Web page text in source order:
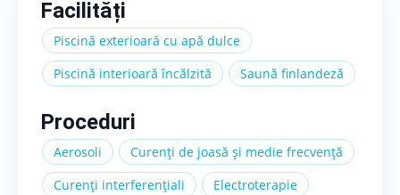
Facilități
Piscină exterioară cu apă dulce
Piscină interioară încălzită
Saună finlandeză
Proceduri
Aerosoli
Curenți de joasă și medie frecvență
Curenți interferențiali
Electroterapie